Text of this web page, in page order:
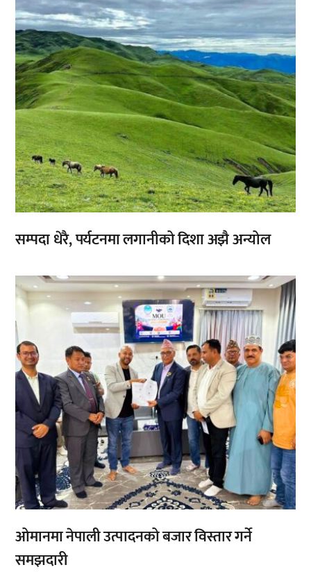
सम्पदा धेरै, पर्यटनमा लगानीको दिशा अझै अन्योल
,,
ओमानमा नेपाली उत्पादनको बजार विस्तार गर्ने
समझदारी